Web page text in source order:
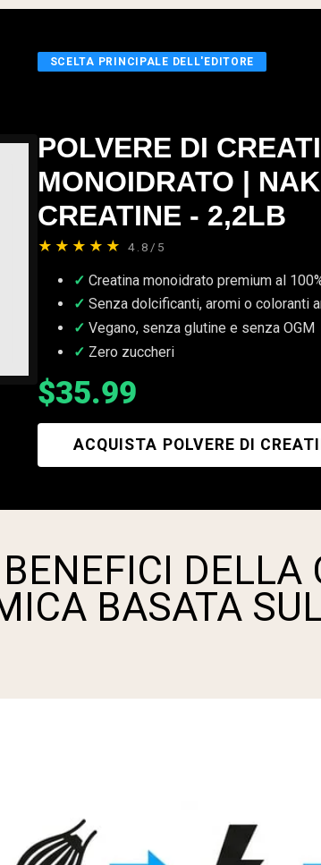
SCELTA PRINCIPALE DELL'EDITORE
POLVERE DI
MONOIDRATO |
CREATINE - 2,2LB
★★★★★ 4.8/5
Creatina monoidrato premium al
Senza dolcificanti, aromi o coloranti
Vegano, senza glutine e senza OGM
Zero zuccheri
$35.99
ACQUISTA POLVERE DI
DELLA
BASATA